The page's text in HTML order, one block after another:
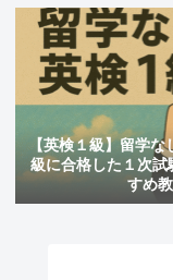
【英検１級】留学
級に合格した１次
すめ